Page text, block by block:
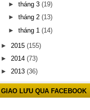
►tháng 3(19)
►tháng 2(13)
►tháng 1(14)
► 2015 (155)
► 2014 (73)
► 2013 (36)
GIAO LƯU QUA FACEBOOK